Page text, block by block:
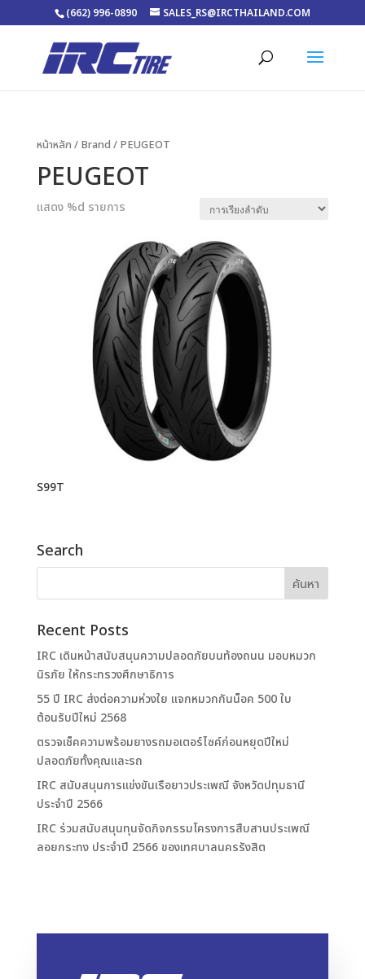
(662) 996-0890 SALES_RS@IRCTHAILAND.COM
หน้าหลัก / Brand / PEUGEOT
PEUGEOT
แสดง %d รายการ
S99T
Search
Recent Posts
IRC เดินหน้าสนับสนุนความปลอดภัยบนท้องถนน มอบหมวก
นิรภัย ให้กระทรวงศึกษาธิการ
55 ปี IRC ส่งต่อความห่วงใย แจกหมวกกันน็อค 500 ใบ
ต้อนรับปีใหม่ 2568
ตรวจเช็คความพร้อมยางรถมอเตอร์ไซค์ก่อนหยุดปีใหม่
ปลอดภัยทั้งคุณและรถ
IRC สนับสนุนการแข่งขันเรือยาวประเพณี จังหวัดปทุมธานี
ประจำปี 2566
IRC ร่วมสนับสนุนทุนจัดกิจกรรมโครงการสืบสานประเพณี
ลอยกระทง ประจำปี 2566 ของเทศบาลนครรังสิต